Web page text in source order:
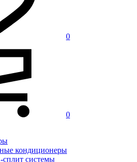
0
0
кондиционеры
сплит системы